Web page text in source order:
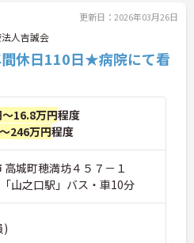
更新日：2026年03月26日
人吉誠会
間休日110日★病院にて看
16.8万円程度
246万円程度
高城町穂満坊４５７－１
山之口駅」バス・車10分
)